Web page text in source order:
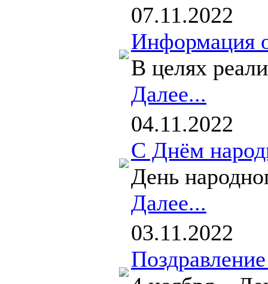
07.11.2022
Информация
В целях
Далее...
04.11.2022
С Днём
День
Далее...
03.11.2022